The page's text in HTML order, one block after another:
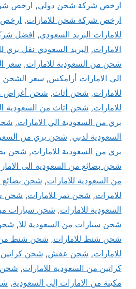
ارخص شركة شحن دولي, ارخص
ارخص شركة شحن للامارات,
للامارات البريد السعودي, افضل
الامارات, البريد السعودي نقل بري
شحن من السعودية للامارات, سعر
الى الامارات أرامكس, سعر الشحن
للامارات, شحن أثاث, شحن أغراض
للامارات, شحن اثاث من السعودية
بري من السعودية الي الامارات,
السعودية لدبي, شحن بري من
بري من السعودية للامارات, شحن
شحن بضائع من السعودية الى
من السعودية للامارات, شحن بضائع
للامرات, شحن تمر للامارات, شحن
السعودية للامارات, شحن سيارات من
شحن سيارات من السعودية للا,
شحن شنط للامارات, شحن شنط من
للامارات, شحن عفش, شحن كراتين
كراتين من السعودية للامارات, شحن
مكينة من الامارات إلى السعودية,